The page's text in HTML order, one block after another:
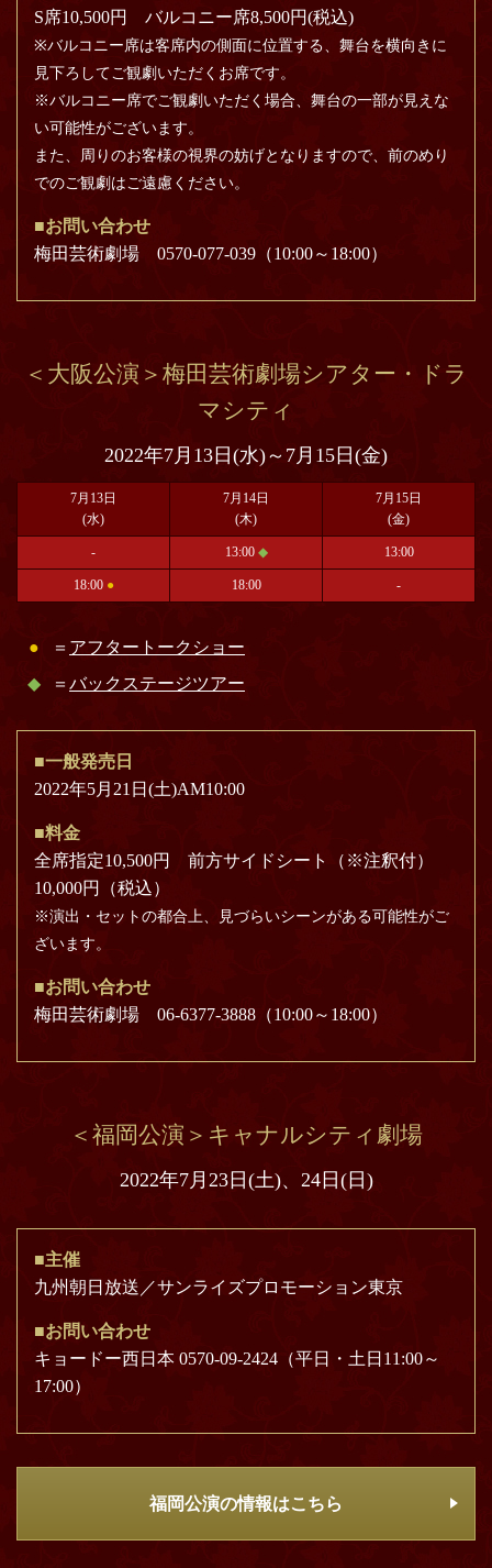
S席10,500円 バルコニー席8,500円(税込)
※バルコニー席は客席内の側面に位置する、舞台を横向きに
見下ろしてご観劇いただくお席です。
※バルコニー席でご観劇いただく場合、舞台の一部が見えな
い可能性がございます。
また、周りのお客様の視界の妨げとなりますので、前のめり
でのご観劇はご遠慮ください。
■お問い合わせ
梅田芸術劇場 0570-077-039（10:00～18:00）
＜大阪公演＞梅田芸術劇場シアター・ドラ
マシティ
2022年7月13日(水)～7月15日(金)
7月13日
(水)
7月14日
(木)
7月15日
(金)
- 13:00 ◆ 13:00
18:00 ● 18:00 -
● ＝ アフタートークショー
◆
＝ バックステージツアー
■一般発売日
2022年5月21日(土)AM10:00
■料金
全席指定10,500円 前方サイドシート（※注釈付）
10,000円（税込）
※演出・セットの都合上、見づらいシーンがある可能性がご
ざいます。
■お問い合わせ
梅田芸術劇場 06-6377-3888（10:00～18:00）
＜福岡公演＞キャナルシティ劇場
2022年7月23日(土)、24日(日)
■主催
九州朝日放送／サンライズプロモーション東京
■お問い合わせ
キョードー西日本 0570-09-2424（平日・土日11:00～
17:00）
福岡公演の情報はこちら